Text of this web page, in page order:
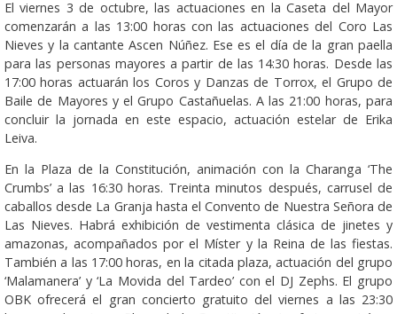
El viernes 3 de octubre, las actuaciones en la Caseta del Mayor
comenzarán a las 13:00 horas con las actuaciones del Coro Las
Nieves y la cantante Ascen Núñez. Ese es el día de la gran paella
para las personas mayores a partir de las 14:30 horas. Desde las
17:00 horas actuarán los Coros y Danzas de Torrox, el Grupo de
Baile de Mayores y el Grupo Castañuelas. A las 21:00 horas, para
concluir la jornada en este espacio, actuación estelar de Erika
Leiva.
En la Plaza de la Constitución, animación con la Charanga ‘The
Crumbs’ a las 16:30 horas. Treinta minutos después, carrusel de
caballos desde La Granja hasta el Convento de Nuestra Señora de
Las Nieves. Habrá exhibición de vestimenta clásica de jinetes y
amazonas, acompañados por el Míster y la Reina de las fiestas.
También a las 17:00 horas, en la citada plaza, actuación del grupo
‘Malamanera’ y ‘La Movida del Tardeo’ con el DJ Zephs. El grupo
OBK ofrecerá el gran concierto gratuito del viernes a las 23:30